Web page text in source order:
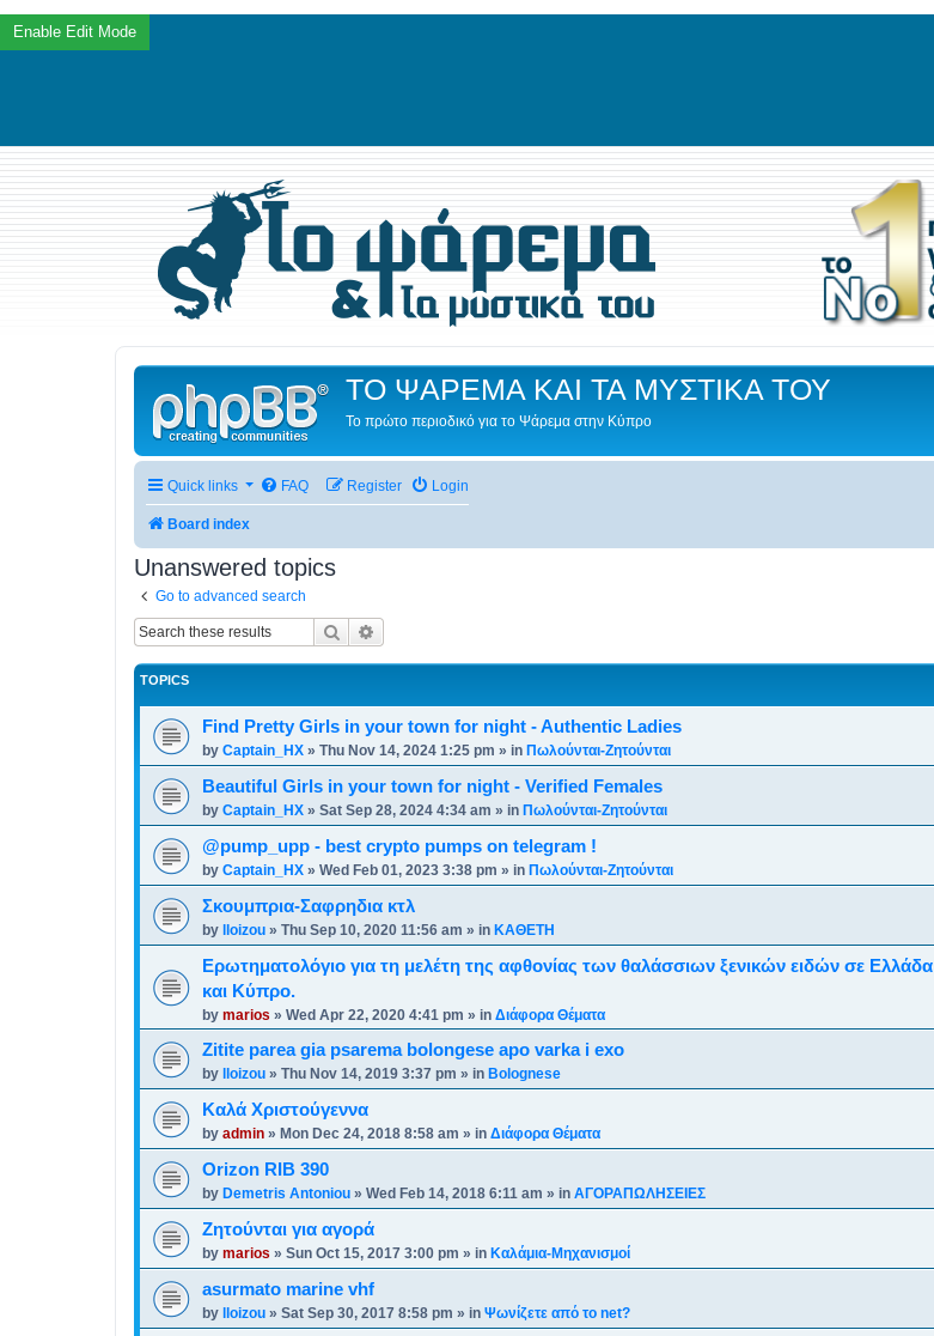
ΤΟ ΨΑΡΕΜΑ ΚΑΙ ΤΑ ΜΥΣΤΙΚΑ ΤΟΥ
Το πρώτο περιοδικό για το Ψάρεμα στην Κύπρο
Quick links FAQ Login
Register
Board index
Unanswered topics
Go to advanced search
Search
TOPICS
Find Pretty Girls in your town for night - Authentic Ladies
by Captain_HX » Thu Nov 14, 2024 1:25 pm » in Πωλούνται-Ζητούνται
Beautiful Girls in your town for night - Verified Females
by Captain_HX » Sat Sep 28, 2024 4:34 am » in Πωλούνται-Ζητούνται
@pump_upp - best crypto pumps on telegram !
by Captain_HX » Wed Feb 01, 2023 3:38 pm » in Πωλούνται-Ζητούνται
Σκουμπρια-Σαφρηδια κτλ
by lloizou » Thu Sep 10, 2020 11:56 am » in ΚΑΘΕΤΗ
Ερωτηματολόγιο για τη μελέτη της αφθονίας των θαλάσσιων ξενικών ειδών σε Ελλάδα
και Κύπρο.
by marios » Wed Apr 22, 2020 4:41 pm » in Διάφορα Θέματα
Zitite parea gia psarema bolongese apo varka i exo
by lloizou » Thu Nov 14, 2019 3:37 pm » in Bolognese
Καλά Χριστούγεννα
by admin » Mon Dec 24, 2018 8:58 am » in Διάφορα Θέματα
Orizon RIB 390
by Demetris Antoniou » Wed Feb 14, 2018 6:11 am » in ΑΓΟΡΑΠΩΛΗΣΕΙΕΣ
Ζητούνται για αγορά
by marios » Sun Oct 15, 2017 3:00 pm » in Καλάμια-Mηχανισμoί
asurmato marine vhf
by lloizou » Sat Sep 30, 2017 8:58 pm » in Ψωνίζετε από το net?